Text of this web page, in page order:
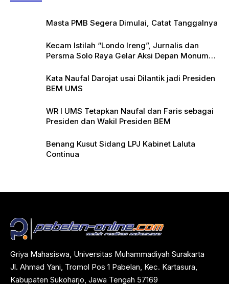
Masta PMB Segera Dimulai, Catat Tanggalnya
Kecam Istilah “Londo Ireng”, Jurnalis dan
Persma Solo Raya Gelar Aksi Depan Monumen
Kata Naufal Darojat usai Dilantik jadi Presiden
BEM UMS
WR I UMS Tetapkan Naufal dan Faris sebagai
Presiden dan Wakil Presiden BEM
Benang Kusut Sidang LPJ Kabinet Laluta
Continua
Griya Mahasiswa, Universitas Muhammadiyah Surakarta
Jl. Ahmad Yani, Tromol Pos 1 Pabelan, Kec. Kartasura,
Kabupaten Sukoharjo, Jawa Tengah 57169